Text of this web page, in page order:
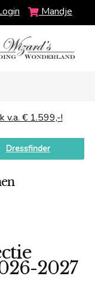
Mandje
v.a. € 1.599,-!
Dressfinder
2027